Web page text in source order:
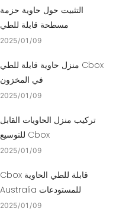
التثبيت حول حاوية حزمة
مسطحة قابلة للطي
2025 01 09
منزل حاوية قابلة للطي Cbox
في المخزون
2025 01 09
تركيب منزل الحاويات القابل
للتوسيع Cbox
2025 01 09
Cbox قابلة للطي الحاوية
Australia للمستودعات
2025 01 09